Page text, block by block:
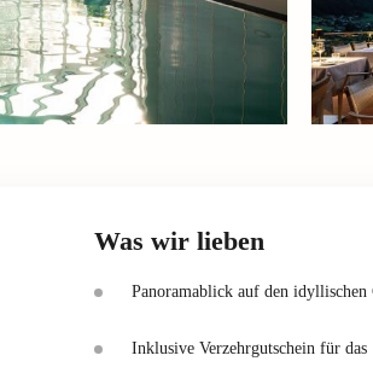
Was wir lieben
Panoramablick auf den idyllischen
Inklusive Verzehrgutschein für das